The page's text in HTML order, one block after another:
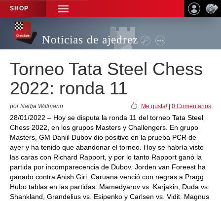
SHOP
TOGGLE
NAVIGATION
Noticias de ajedrez
Torneo Tata Steel Chess
2022: ronda 11
por Nadja Wittmann Me gusta! 0 Comentarios
28/01/2022 – Hoy se disputa la ronda 11 del torneo Tata Steel
Chess 2022, en los grupos Masters y Challengers. En grupo
Masters, GM Daniil Dubov dio positivo en la prueba PCR de
ayer y ha tenido que abandonar el torneo. Hoy se habría visto
las caras con Richard Rapport, y por lo tanto Rapport ganó la
partida por incomparecencia de Dubov. Jorden van Foreest ha
ganado contra Anish Giri. Caruana venció con negras a Pragg.
Hubo tablas en las partidas: Mamedyarov vs. Karjakin, Duda vs.
Shankland, Grandelius vs. Esipenko y Carlsen vs. Vidit. Magnus